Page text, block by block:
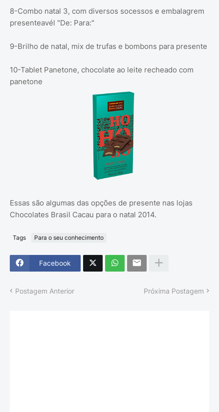
8-Combo natal 3, com diversos socessos e embalagrem
presenteavél "De: Para:"
9-Brilho de natal, mix de trufas e bombons para presente
10-Tablet Panetone, chocolate ao leite recheado com
panetone
Essas são algumas das opções de presente nas lojas
Chocolates Brasil Cacau para o natal 2014.
Tags Para o seu conhecimento
Facebook
Postagem Anterior Próxima Postagem